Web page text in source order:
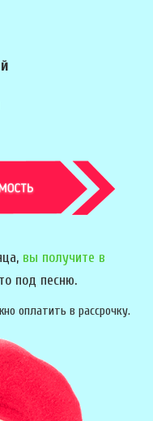
вы получите в
под песню.
оплатить в рассрочку.